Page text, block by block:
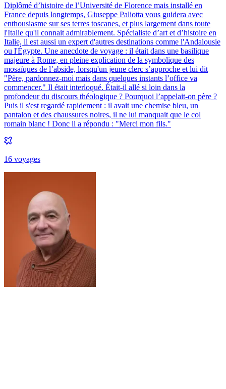
Diplômé d’histoire de l’Université de Florence mais installé en
France depuis longtemps, Giuseppe Paliotta vous guidera avec
enthousiasme sur ses terres toscanes, et plus largement dans toute
l'Italie qu'il connait admirablement. Spécialiste d’art et d’histoire en
Italie, il est aussi un expert d'autres destinations comme l'Andalousie
ou l'Égypte. Une anecdote de voyage : il était dans une basilique
majeure à Rome, en pleine explication de la symbolique des
mosaïques de l’abside, lorsqu'un jeune clerc s’approche et lui dit
"Père, pardonnez-moi mais dans quelques instants l’office va
commencer." Il était interloqué. Était-il allé si loin dans la
profondeur du discours théologique ? Pourquoi l’appelait-on père ?
Puis il s'est regardé rapidement : il avait une chemise bleu, un
pantalon et des chaussures noires, il ne lui manquait que le col
romain blanc ! Donc il a répondu : "Merci mon fils."
16 voyages